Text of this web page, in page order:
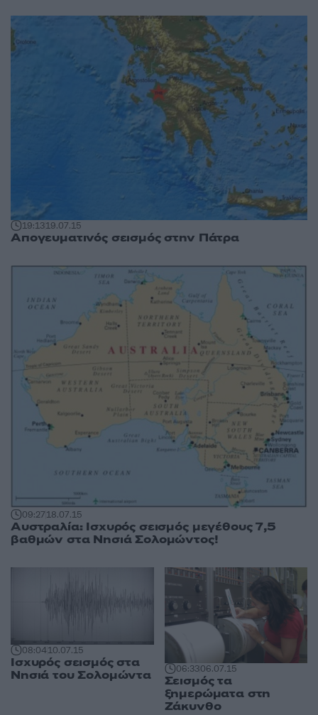
19:1319.07.15
Απογευματινός σεισμός στην Πάτρα
09:2718.07.15
Αυστραλία: Ισχυρός σεισμός μεγέθους 7,5
βαθμών στα Νησιά Σολομώντος!
08:0410.07.15
Ισχυρός σεισμός στα
Νησιά του Σολομώντα
06:3306.07.15
Σεισμός τα
ξημερώματα στη
Ζάκυνθο